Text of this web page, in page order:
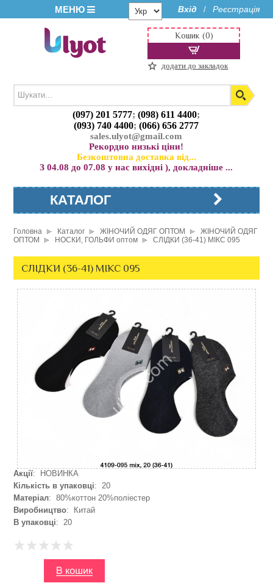
МЕНЮ Вхід / Реєстрація
(097) 201 5777;(098) 611 4400;
(093) 740 4400;(066) 656 2777
sales.ulyot@gmail.com
Рекордно низькі ціни!
Безкоштовна доставка від...
З 04.08 до 07.08 у нас вихідні ), докладніше ...
Кошик (0)
додати до закладок
КАТАЛОГ
Головна Каталог ЖІНОЧИЙ ОДЯГ ОПТОМ
ЖІНОЧИЙ ОДЯГ
ОПТОМ
НОСКИ, ГОЛЬФИ оптом СЛІДКИ (36-41) МІКС 095
СЛІДКИ (36-41) МІКС 095
Акції: НОВИНКА
Кількість в упаковці: 20
Матеріал: 80%коттон 20%поліестер
Виробництво: Китай
В упаковці: 20